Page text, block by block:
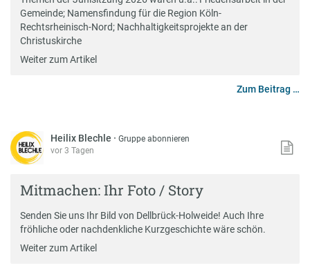
Gemeinde; Namensfindung für die Region Köln-
Rechtsrheinisch-Nord; Nachhaltigkeitsprojekte an der
Christuskirche
Weiter zum Artikel
Zum Beitrag …
Heilix Blechle ·Gruppe abonnieren
vor 3 Tagen
Mitmachen: Ihr Foto / Story
Senden Sie uns Ihr Bild von Dellbrück-Holweide! Auch Ihre
fröhliche oder nachdenkliche Kurzgeschichte wäre schön.
Weiter zum Artikel